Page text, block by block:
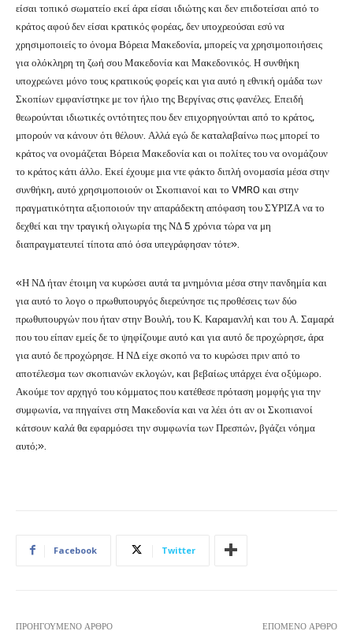
είσαι τοπικό σωματείο εκεί άρα είσαι ιδιώτης και δεν επιδοτείσαι από το
κράτος αφού δεν είσαι κρατικός φορέας, δεν υποχρεούσαι εσύ να
χρησιμοποιείς το όνομα Βόρεια Μακεδονία, μπορείς να χρησιμοποιήσεις
για ολόκληρη τη ζωή σου Μακεδονία και Μακεδονικός. Η συνθήκη
υποχρεώνει μόνο τους κρατικούς φορείς και για αυτό η εθνική ομάδα των
Σκοπίων εμφανίστηκε με τον ήλιο της Βεργίνας στις φανέλες. Επειδή
θεωρούνται ιδιωτικές οντότητες που δεν επιχορηγούνται από το κράτος,
μπορούν να κάνουν ότι θέλουν. Αλλά εγώ δε καταλαβαίνω πως μπορεί το
κράτος να ονομάζεται Βόρεια Μακεδονία και οι πολίτες του να ονομάζουν
το κράτος κάτι άλλο. Εκεί έχουμε μια ντε φάκτο διπλή ονομασία μέσα στην
συνθήκη, αυτό χρησιμοποιούν οι Σκοπιανοί και το VMRO και στην
πραγματικότητα αξιοποιούν την απαράδεκτη απόφαση του ΣΥΡΙΖΑ να το
δεχθεί και την τραγική ολιγωρία της ΝΔ 5 χρόνια τώρα να μη
διαπραγματευτεί τίποτα από όσα υπεγράφησαν τότε».
«Η ΝΔ ήταν έτοιμη να κυρώσει αυτά τα μνημόνια μέσα στην πανδημία και
για αυτό το λογο ο πρωθυπουργός διερεύνησε τις προθέσεις των δύο
πρωθυπουργών που ήταν στην Βουλή, του Κ. Καραμανλή και του Α. Σαμαρά
που του είπαν εμείς δε το ψηφίζουμε αυτό και για αυτό δε προχώρησε, άρα
για αυτό δε προχώρησε. Η ΝΔ είχε σκοπό να το κυρώσει πριν από το
αποτέλεσμα των σκοπιανών εκλογών, και βεβαίως υπάρχει ένα οξύμωρο.
Ακούμε τον αρχηγό του κόμματος που κατέθεσε πρόταση μομφής για την
συμφωνία, να πηγαίνει στη Μακεδονία και να λέει ότι αν οι Σκοπιανοί
κάτσουν καλά θα εφαρμόσει την συμφωνία των Πρεσπών, βγάζει νόημα
αυτό;».
Facebook Twitter
ΠΡΟΗΓΟΎΜΕΝΟ ΆΡΘΡΟ ΕΠΌΜΕΝΟ ΆΡΘΡΟ